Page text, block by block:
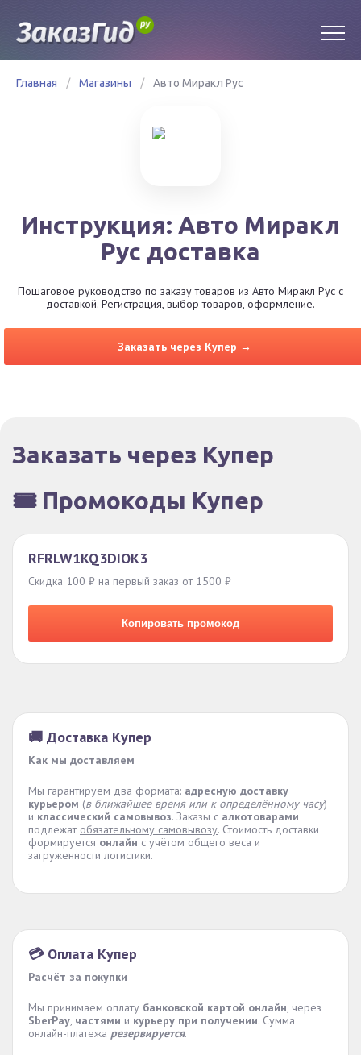
Главная / Магазины / Авто Миракл Рус
Инструкция: Авто Миракл
Рус доставка
Пошаговое руководство по заказу товаров из Авто Миракл Рус с
доставкой. Регистрация, выбор товаров, оформление.
Заказать через Купер →
Заказать через Купер
🎟️ Промокоды Купер
RFRLW1KQ3DIOK3
Скидка 100 ₽ на первый заказ от 1500 ₽
Копировать промокод
🚚 Доставка Купер
Как мы доставляем
Мы гарантируем два формата: адресную доставку
курьером (в ближайшее время или к определённому часу)
и классический самовывоз. Заказы с алкотоварами
подлежат обязательному самовывозу. Стоимость доставки
формируется онлайн с учётом общего веса и
загруженности логистики.
💳 Оплата Купер
Расчёт за покупки
Мы принимаем оплату банковской картой онлайн, через
SberPay, частями и курьеру при получении. Сумма
онлайн-платежа резервируется.